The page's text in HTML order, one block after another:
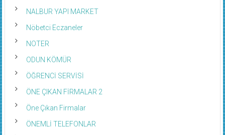
NALBUR YAPI MARKET
Nöbetci Eczaneler
NOTER
ODUN KÖMÜR
ÖĞRENCİ SERVİSİ
ÖNE ÇIKAN FİRMALAR 2
Öne Çıkan Firmalar
ÖNEMLİ TELEFONLAR